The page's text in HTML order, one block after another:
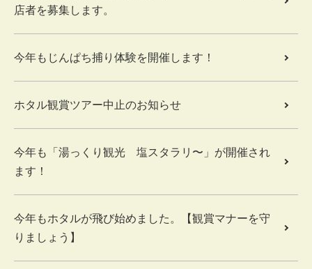
店者を募集します。
今年もじんぱち捕り体験を開催します！
ホタル観賞ツアー中止のお知らせ
今年も「湯っくり観光 塩スタラリ〜」が開催され
ます！
今年もホタルが飛び始めました。【観賞マナーを守
りましょう】